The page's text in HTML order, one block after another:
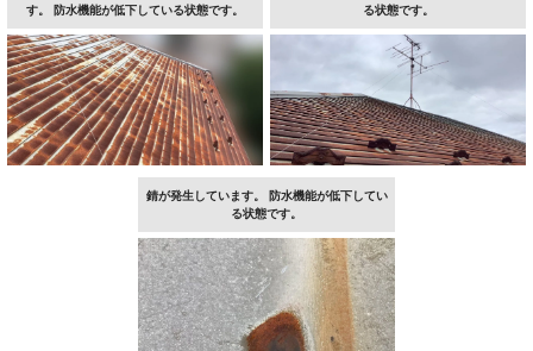
す。 防水機能が低下している状態です。
る状態です。
錆が発生しています。 防水機能が低下してい
る状態です。